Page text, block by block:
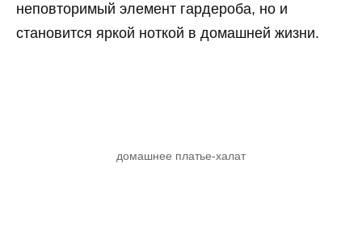
неповторимый элемент гардероба, но и
становится яркой ноткой в домашней жизни.
домашнее платье-халат